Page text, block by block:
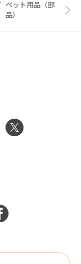
ペット用品（部
品）